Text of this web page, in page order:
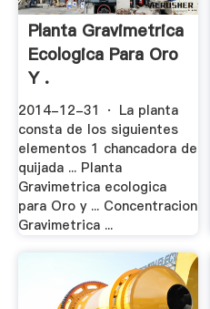
Planta Gravimetrica
Ecologica Para Oro
Y .
2014-12-31 · La planta
consta de los siguientes
elementos 1 chancadora de
quijada ... Planta
Gravimetrica ecologica
para Oro y ... Concentracion
Gravimetrica ...